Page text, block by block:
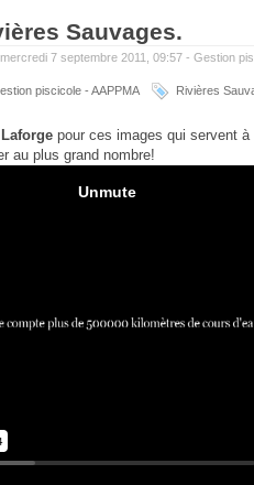
Sauvages.
7 septembre 2011, 09:57 - Gestion
piscicole - AAPPMA
Rivières
pour ces images qui servent
au plus grand nombre!